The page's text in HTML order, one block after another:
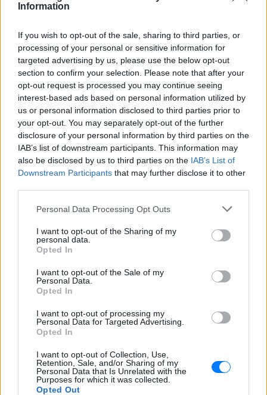
Information
If you wish to opt-out of the sale, sharing to third parties, or
processing of your personal or sensitive information for
targeted advertising by us, please use the below opt-out
section to confirm your selection. Please note that after your
opt-out request is processed you may continue seeing
interest-based ads based on personal information utilized by
us or personal information disclosed to third parties prior to
your opt-out. You may separately opt-out of the further
disclosure of your personal information by third parties on the
IAB’s list of downstream participants. This information may
also be disclosed by us to third parties on the IAB’s List of
Downstream Participants that may further disclose it to other
Personal Data Processing Opt Outs
I want to opt-out of the Sharing of my
personal data.
Opted In
I want to opt-out of the Sale of my
Personal Data.
Opted In
I want to opt-out of processing my
Personal Data for Targeted Advertising.
Opted In
I want to opt-out of Collection, Use,
Retention, Sale, and/or Sharing of my
Personal Data that Is Unrelated with the
Purposes for which it was collected.
Opted Out
πλάσματα. Ο σκύλος σου μπορεί να γαβγίζει σε
Μπορεί να μην εκπαιδεύτηκε σωστά ως κουτάβι, η
συχνή τιμωρία, η μη επαφή με άλλα σκυλιά μπορεί να
το στρέσαραν και να έχει αυτή την αντίδραση.
Πώς να σταματήσει να γαβγίζει